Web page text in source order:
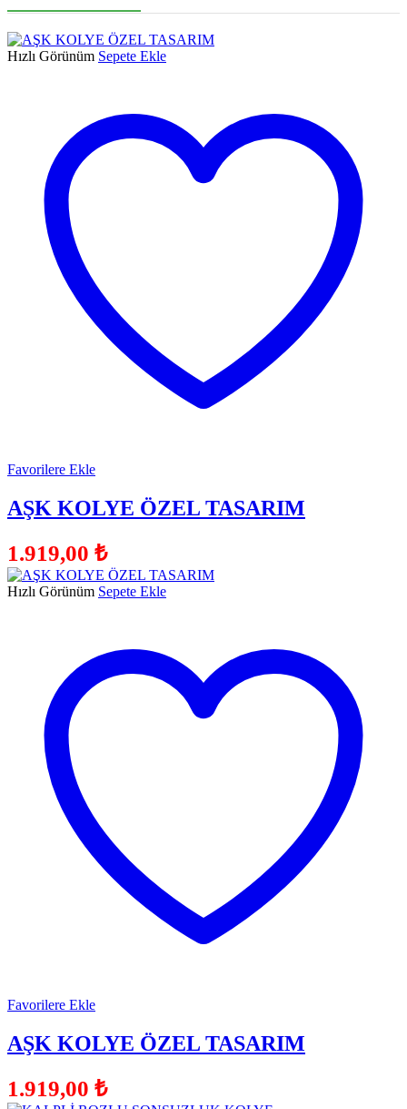
Hızlı Görünüm Sepete Ekle
Favorilere Ekle
AŞK KOLYE ÖZEL TASARIM
1.919,00 ₺
Hızlı Görünüm Sepete Ekle
Favorilere Ekle
AŞK KOLYE ÖZEL TASARIM
1.919,00 ₺